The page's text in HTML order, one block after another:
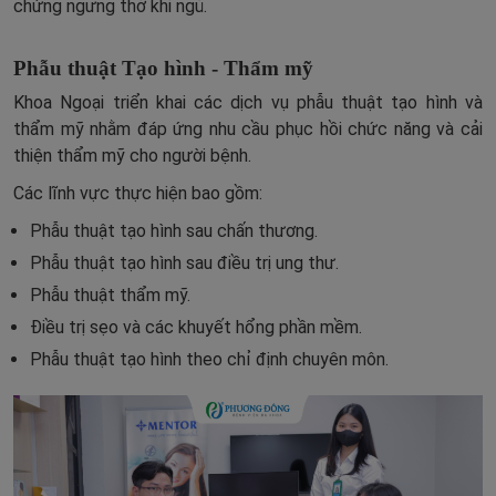
chứng ngưng thở khi ngủ.
Phẫu thuật Tạo hình - Thẩm mỹ
Khoa Ngoại triển khai các dịch vụ phẫu thuật tạo hình và
thẩm mỹ nhằm đáp ứng nhu cầu phục hồi chức năng và cải
thiện thẩm mỹ cho người bệnh.
Các lĩnh vực thực hiện bao gồm:
Phẫu thuật tạo hình sau chấn thương.
Phẫu thuật tạo hình sau điều trị ung thư.
Phẫu thuật thẩm mỹ.
Điều trị sẹo và các khuyết hổng phần mềm.
Phẫu thuật tạo hình theo chỉ định chuyên môn.